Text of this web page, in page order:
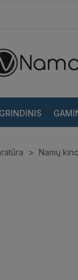
Namų